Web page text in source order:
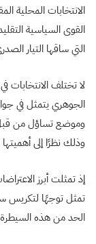
الانتخابات المحلية
القوى السياسية
التي ساقها التيار
لا تختلف الانتخابات
الجوهري يتمثل في
وموضع تساؤل من قبل
وذلك نظرًا إلى
إذ تمثلت أبرز
تمثل توجهًا لتكريس
الحد من هذه السيطرة،